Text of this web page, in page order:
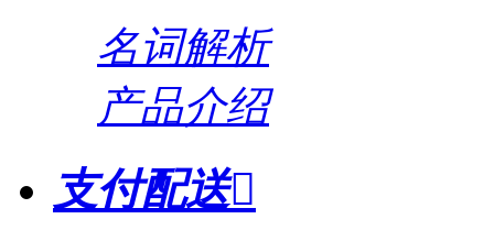
名词解析
产品介绍
支付配送